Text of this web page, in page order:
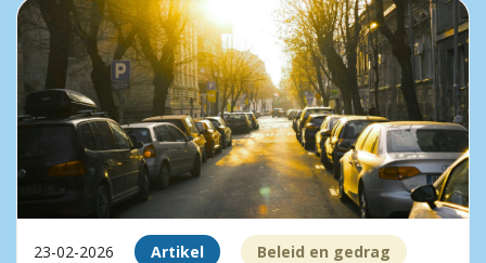
23-02-2026 Artikel Beleid en gedrag